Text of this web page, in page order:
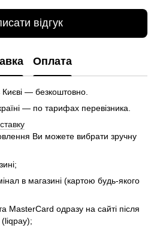
відгук
Оплата
— безкоштовно.
— по тарифах перевізника.
Ви можете вибрати зручну
в магазині (картою будь-якого
MasterCard одразу на сайті після